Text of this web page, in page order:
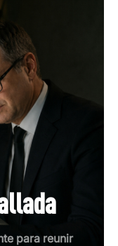
para reunir